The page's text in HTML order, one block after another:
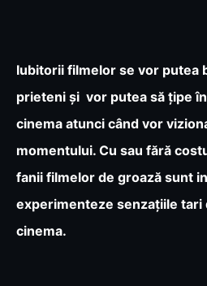
Iubitorii filmelor se vor putea
prieteni și vor putea să țipe
cinema atunci când vor
momentului. Cu sau fără
fanii filmelor de groază sunt
experimenteze senzațiile tari
cinema.